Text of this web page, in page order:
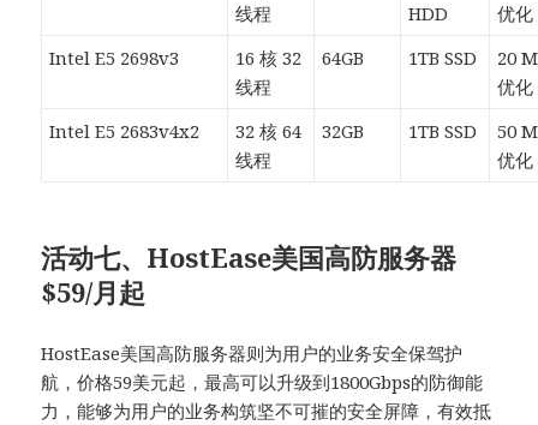
线程
HDD
优化
Intel E5 2698v3
16 核 32
线程
64GB 1TB SSD
20
优化
Intel E5 2683v4x2
32 核 64
线程
32GB 1TB SSD
50
优化
活动七、HostEase美国高防服务器
$59/月起
HostEase美国高防服务器则为用户的业务安全保驾护
航，价格59美元起，最高可以升级到1800Gbps的防御能
力，能够为用户的业务构筑坚不可摧的安全屏障，有效抵